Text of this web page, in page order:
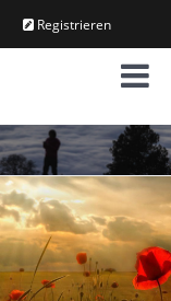
Registrieren
M
e
n
ü